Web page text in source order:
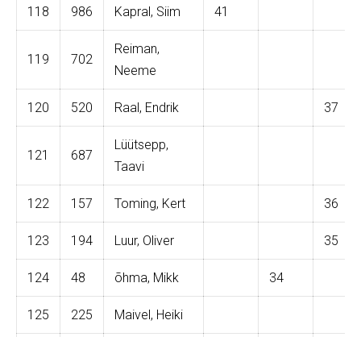
118 986 Kapral, Siim 41
119 702
Reiman,
Neeme
120 520 Raal, Endrik 37
121 687
Lüütsepp,
Taavi
122 157 Toming, Kert 36
123 194 Luur, Oliver 35
124 48 õhma, Mikk 34
125 225 Maivel, Heiki